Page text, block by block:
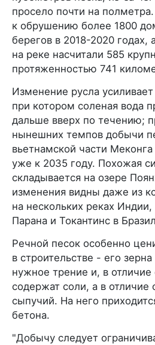
просело почти на
к обрушению более 1800
берегов в 2018-2020 годах,
на реке насчитали 585
протяженностью 741
Изменение русла
при котором соленая вода
дальше вверх по течению;
нынешних темпов добычи
вьетнамской части
уже к 2035 году. Похожая
складывается на озере
изменения видны даже из
на нескольких реках
Парана и Токантинс в
Речной песок особенно
в строительстве - его
нужное трение и, в отличие
содержат соли, а в отличие
сыпучий. На него
бетона.
"Добычу следует